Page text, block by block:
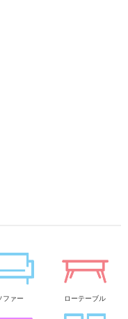
ファー ローテーブル